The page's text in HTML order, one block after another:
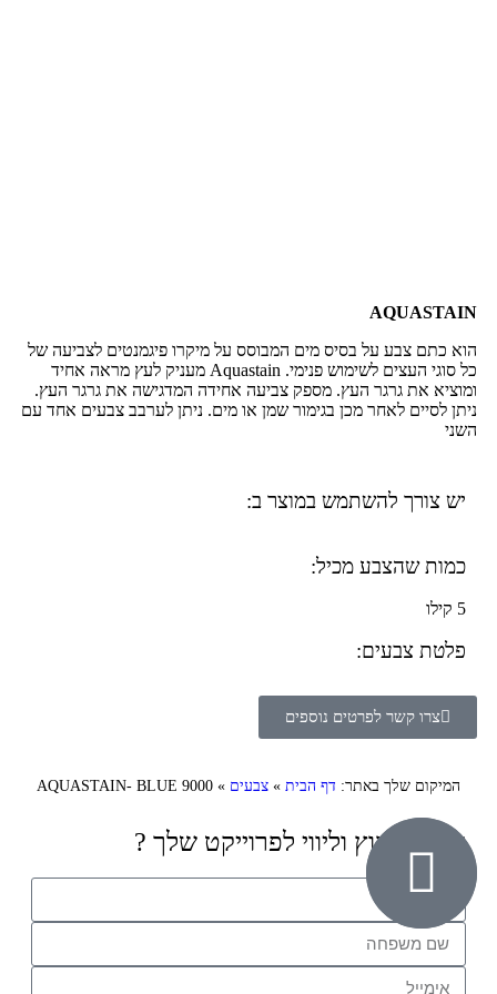
AQUASTAIN
הוא כתם צבע על בסיס מים המבוסס על מיקרו פיגמנטים לצביעה של
כל סוגי העצים לשימוש פנימי. Aquastain מעניק לעץ מראה אחיד
ומוציא את גרגר העץ. מספק צביעה אחידה המדגישה את גרגר העץ.
ניתן לסיים לאחר מכן בגימור שמן או מים. ניתן לערבב צבעים אחד עם
השני
יש צורך להשתמש במוצר ב:
כמות שהצבע מכיל:
5 קילו
פלטת צבעים:
צרו קשר לפרטים נוספים
המיקום שלך באתר: דף הבית » צבעים »
AQUASTAIN- BLUE 9000
זקוק לייעוץ וליווי לפרוייקט שלך ?